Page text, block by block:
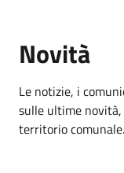
Novità
Le notizie, i
sulle ultime novità,
territorio comunale.